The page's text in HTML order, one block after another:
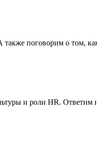
также поговорим о том,
и роли HR. Ответим